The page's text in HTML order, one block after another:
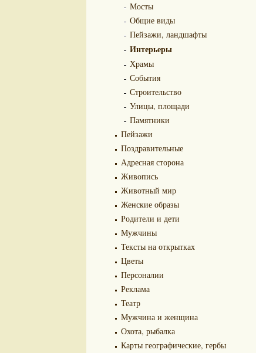
Мосты
Общие виды
Пейзажи, ландшафты
Интерьеры
Храмы
События
Строительство
Улицы, площади
Памятники
Пейзажи
Поздравительные
Адресная сторона
Живопись
Животный мир
Женские образы
Родители и дети
Мужчины
Тексты на открытках
Цветы
Персоналии
Реклама
Театр
Мужчина и женщина
Охота, рыбалка
Карты географические, гербы